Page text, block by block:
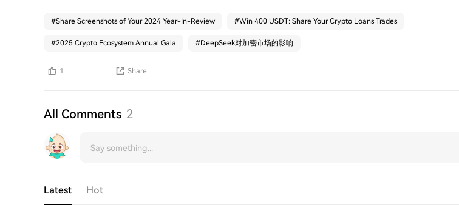
#Share Screenshots of Your 2024 Year-In-Review #Win 400 USDT: Share Your Crypto Loans Trades
#2025 Crypto Ecosystem Annual Gala #DeepSeek对加密市场的影响
1 Share
All Comments 2
Latest Hot